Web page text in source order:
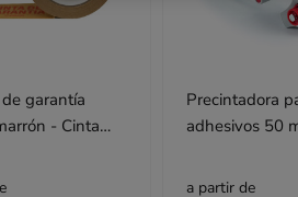
garantía
- Cinta
Precintadora
adhesivos 50
a partir de